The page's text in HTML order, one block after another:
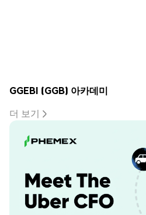
GGEBI (GGB) 아카데미
더 보기